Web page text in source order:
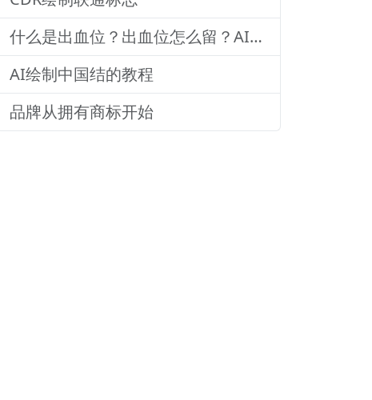
什么是出血位？出血位怎么留？AI、CDR、PS出血位怎么设置？印刷时出血位留多少？
AI绘制中国结的教程
品牌从拥有商标开始